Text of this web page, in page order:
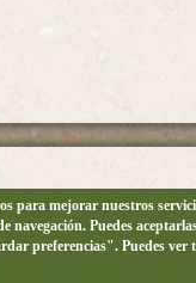
de aves
para mejorar nuestros
navegación. Puedes
preferencias". Puedes ver